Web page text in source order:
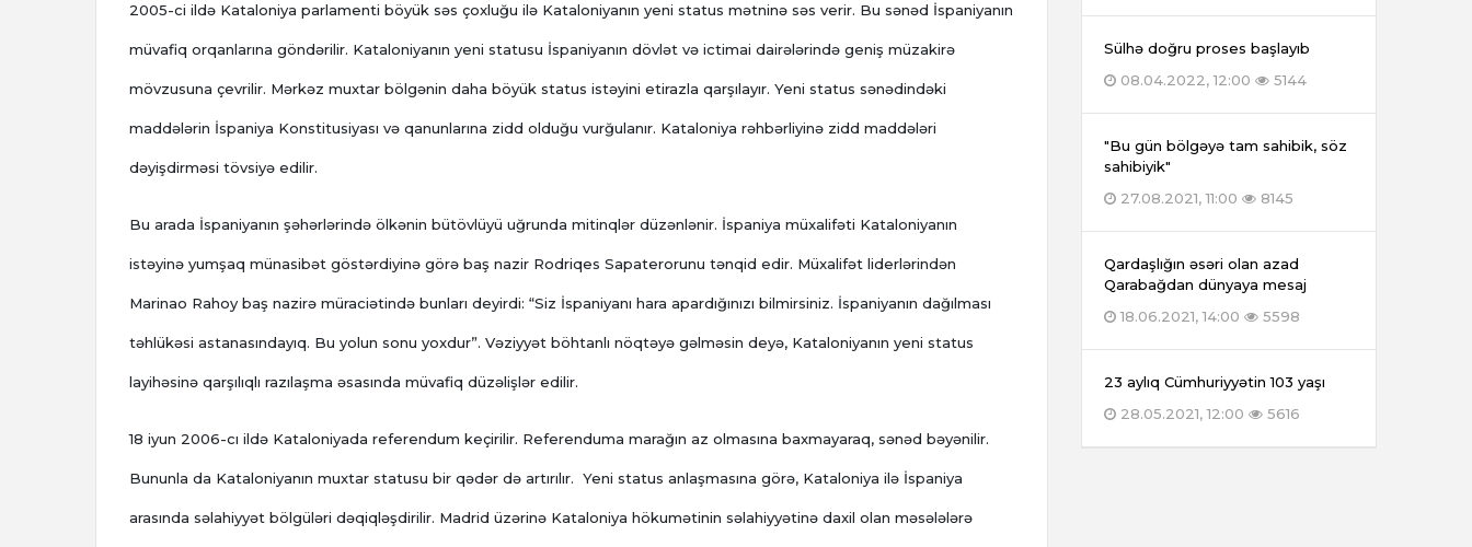
2005-ci ildə Kataloniya parlamenti böyük səs çoxluğu ilə Kataloniyanın yeni status mətninə səs verir. Bu sənəd İspaniyanın
müvafiq orqanlarına göndərilir. Kataloniyanın yeni statusu İspaniyanın dövlət və ictimai dairələrində geniş müzakirə
mövzusuna çevrilir. Mərkəz muxtar bölgənin daha böyük status istəyini etirazla qarşılayır. Yeni status sənədindəki
maddələrin İspaniya Konstitusiyası və qanunlarına zidd olduğu vurğulanır. Kataloniya rəhbərliyinə zidd maddələri
dəyişdirməsi tövsiyə edilir.
Bu arada İspaniyanın şəhərlərində ölkənin bütövlüyü uğrunda mitinqlər düzənlənir. İspaniya müxalifəti Kataloniyanın
istəyinə yumşaq münasibət göstərdiyinə görə baş nazir Rodriqes Sapaterorunu tənqid edir. Müxalifət liderlərindən
Marinao Rahoy baş nazirə müraciətində bunları deyirdi: “Siz İspaniyanı hara apardığınızı bilmirsiniz. İspaniyanın dağılması
təhlükəsi astanasındayıq. Bu yolun sonu yoxdur”. Vəziyyət böhtanlı nöqtəyə gəlməsin deyə, Kataloniyanın yeni status
layihəsinə qarşılıqlı razılaşma əsasında müvafiq düzəlişlər edilir.
18 iyun 2006-cı ildə Kataloniyada referendum keçirilir. Referenduma marağın az olmasına baxmayaraq, sənəd bəyənilir.
Bununla da Kataloniyanın muxtar statusu bir qədər də artırılır. Yeni status anlaşmasına görə, Kataloniya ilə İspaniya
arasında səlahiyyət bölgüləri dəqiqləşdirilir. Madrid üzərinə Kataloniya hökumətinin səlahiyyətinə daxil olan məsələlərə
Sülhə doğru proses başlayıb
08.04.2022, 12:00
5144
"Bu gün bölgəyə tam sahibik, söz
sahibiyik"
27.08.2021, 11:00
8145
Qardaşlığın əsəri olan azad
Qarabağdan dünyaya mesaj
18.06.2021, 14:00
5598
23 aylıq Cümhuriyyətin 103 yaşı
28.05.2021, 12:00
5616